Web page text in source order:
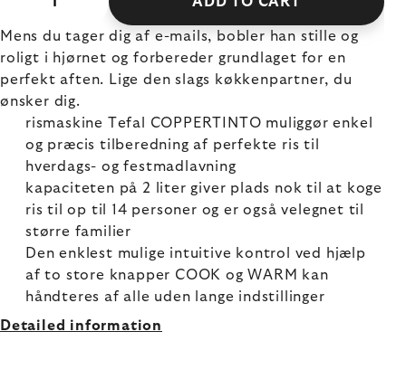
Mens du tager dig af e-mails, bobler han stille og
roligt i hjørnet og forbereder grundlaget for en
perfekt aften. Lige den slags køkkenpartner, du
ønsker dig.
rismaskine Tefal COPPERTINTO muliggør enkel
og præcis tilberedning af perfekte ris til
hverdags- og festmadlavning
kapaciteten på 2 liter giver plads nok til at koge
ris til op til 14 personer og er også velegnet til
større familier
Den enklest mulige intuitive kontrol ved hjælp
af to store knapper COOK og WARM kan
håndteres af alle uden lange indstillinger
Detailed information